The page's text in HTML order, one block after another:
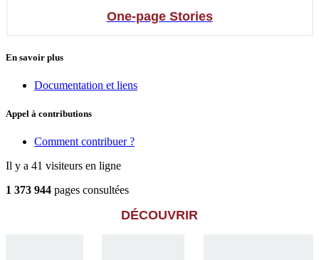
One-page Stories
En savoir plus
Documentation et liens
Appel à contributions
Comment contribuer ?
Il y a 41 visiteurs en ligne
1 373 944 pages consultées
DÉCOUVRIR